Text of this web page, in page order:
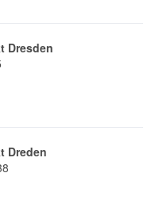
Dresden
Dreden